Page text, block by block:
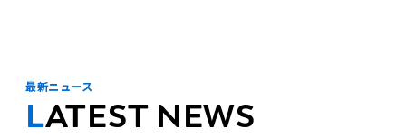
最新ニュース
LATEST NEWS